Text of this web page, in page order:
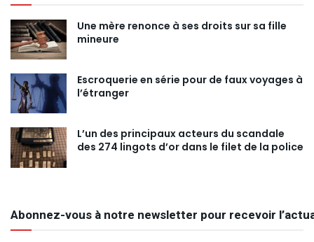
Une mère renonce à ses droits sur sa fille
mineure
Escroquerie en série pour de faux voyages à
l’étranger
L’un des principaux acteurs du scandale
des 274 lingots d’or dans le filet de la police
Abonnez-vous à notre newsletter pour recevoir